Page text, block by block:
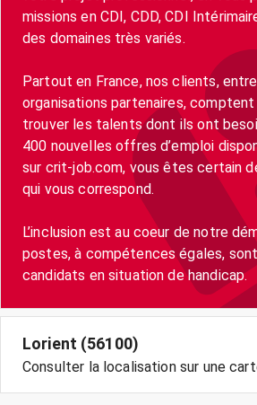
missions en CDI, CDD, CDI
des domaines très variés.
Partout en France, nos clients,
organisations partenaires, comptent
trouver les talents dont ils ont
400 nouvelles offres d’emploi
sur crit-job.com, vous êtes certain
qui vous correspond.
L’inclusion est au coeur de notre
postes, à compétences égales,
candidats en situation de handicap.
Lorient (56100)
Consulter la localisation sur une